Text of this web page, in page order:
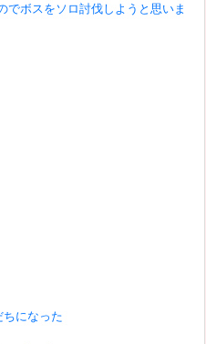
でボスをソロ討伐しようと思いま
になった